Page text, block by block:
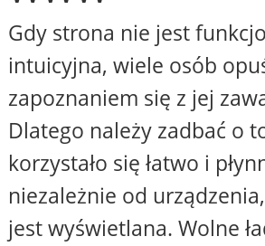
Gdy strona nie jest
intuicyjna, wiele osób
zapoznaniem się z jej
Dlatego należy zadbać o
korzystało się łatwo i
niezależnie od
jest wyświetlana. Wolne